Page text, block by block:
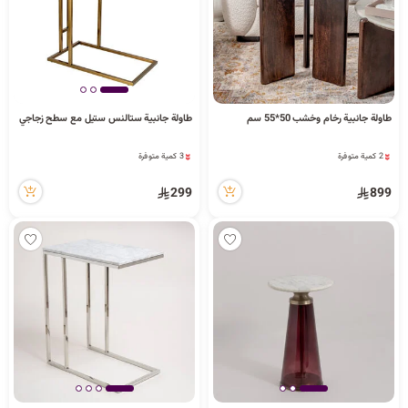
طاولة جانبية رخام وخشب 50*55 سم
2 كمية متوفرة
2 كمية متوفرة
899
طاولة جانبية ستالنس ستيل مع سطح زجاجي
3 كمية متوفرة
3 كمية متوفرة
299